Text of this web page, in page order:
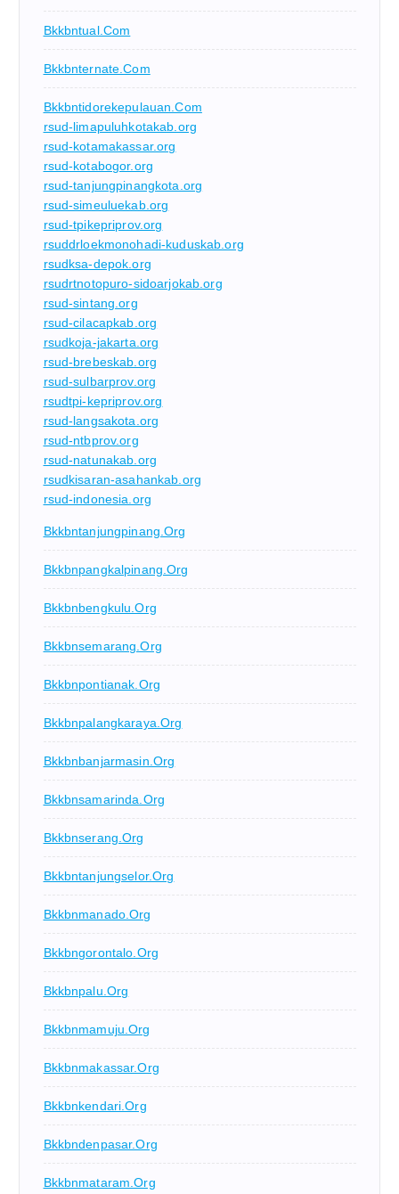
Bkkbntual.com
Bkkbnternate.com
Bkkbntidorekepulauan.com
rsud-limapuluhkotakab.org
rsud-kotamakassar.org
rsud-kotabogor.org
rsud-tanjungpinangkota.org
rsud-simeuluekab.org
rsud-tpikepriprov.org
rsuddrloekmonohadi-kuduskab.org
rsudksa-depok.org
rsudrtnotopuro-sidoarjokab.org
rsud-sintang.org
rsud-cilacapkab.org
rsudkoja-jakarta.org
rsud-brebeskab.org
rsud-sulbarprov.org
rsudtpi-kepriprov.org
rsud-langsakota.org
rsud-ntbprov.org
rsud-natunakab.org
rsudkisaran-asahankab.org
rsud-indonesia.org
Bkkbntanjungpinang.org
Bkkbnpangkalpinang.org
Bkkbnbengkulu.org
Bkkbnsemarang.org
Bkkbnpontianak.org
Bkkbnpalangkaraya.org
Bkkbnbanjarmasin.org
Bkkbnsamarinda.org
Bkkbnserang.org
Bkkbntanjungselor.org
Bkkbnmanado.org
Bkkbngorontalo.org
Bkkbnpalu.org
Bkkbnmamuju.org
Bkkbnmakassar.org
Bkkbnkendari.org
Bkkbndenpasar.org
Bkkbnmataram.org